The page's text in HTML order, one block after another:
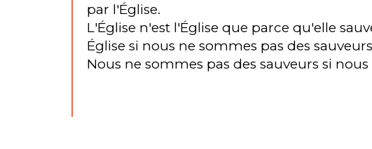
par l'Église.
L'Église n'est l'Église que parce qu'elle
Église si nous ne sommes pas des
Nous ne sommes pas des sauveurs si